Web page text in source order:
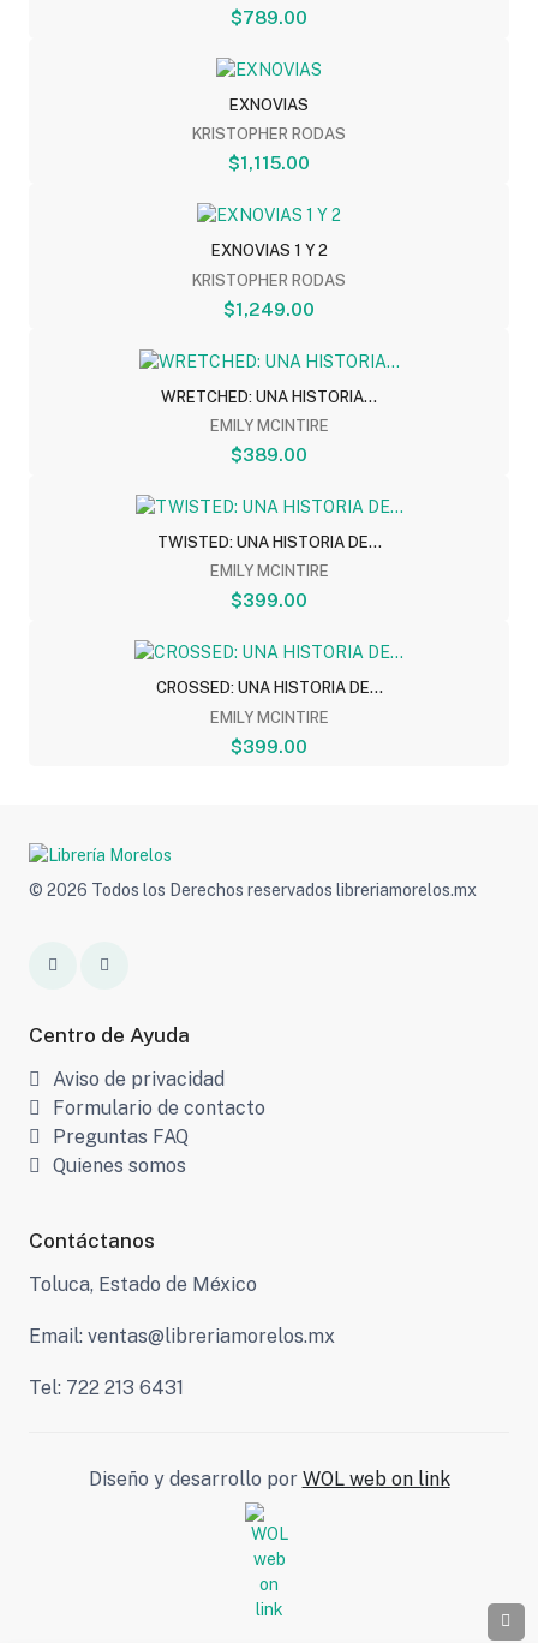
$789.00
EXNOVIAS
KRISTOPHER RODAS
$1,115.00
EXNOVIAS 1 Y 2
KRISTOPHER RODAS
$1,249.00
WRETCHED: UNA HISTORIA...
EMILY MCINTIRE
$389.00
TWISTED: UNA HISTORIA DE...
EMILY MCINTIRE
$399.00
CROSSED: UNA HISTORIA DE...
EMILY MCINTIRE
$399.00
© 2026 Todos los Derechos reservados libreriamorelos.mx
Centro de Ayuda
Aviso de privacidad
Formulario de contacto
Preguntas FAQ
Quienes somos
Contáctanos
Toluca, Estado de México
Email: ventas@libreriamorelos.mx
Tel: 722 213 6431
Diseño y desarrollo por WOL web on link